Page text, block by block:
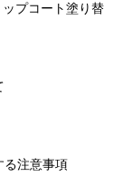
プコート塗り替
る注意事項